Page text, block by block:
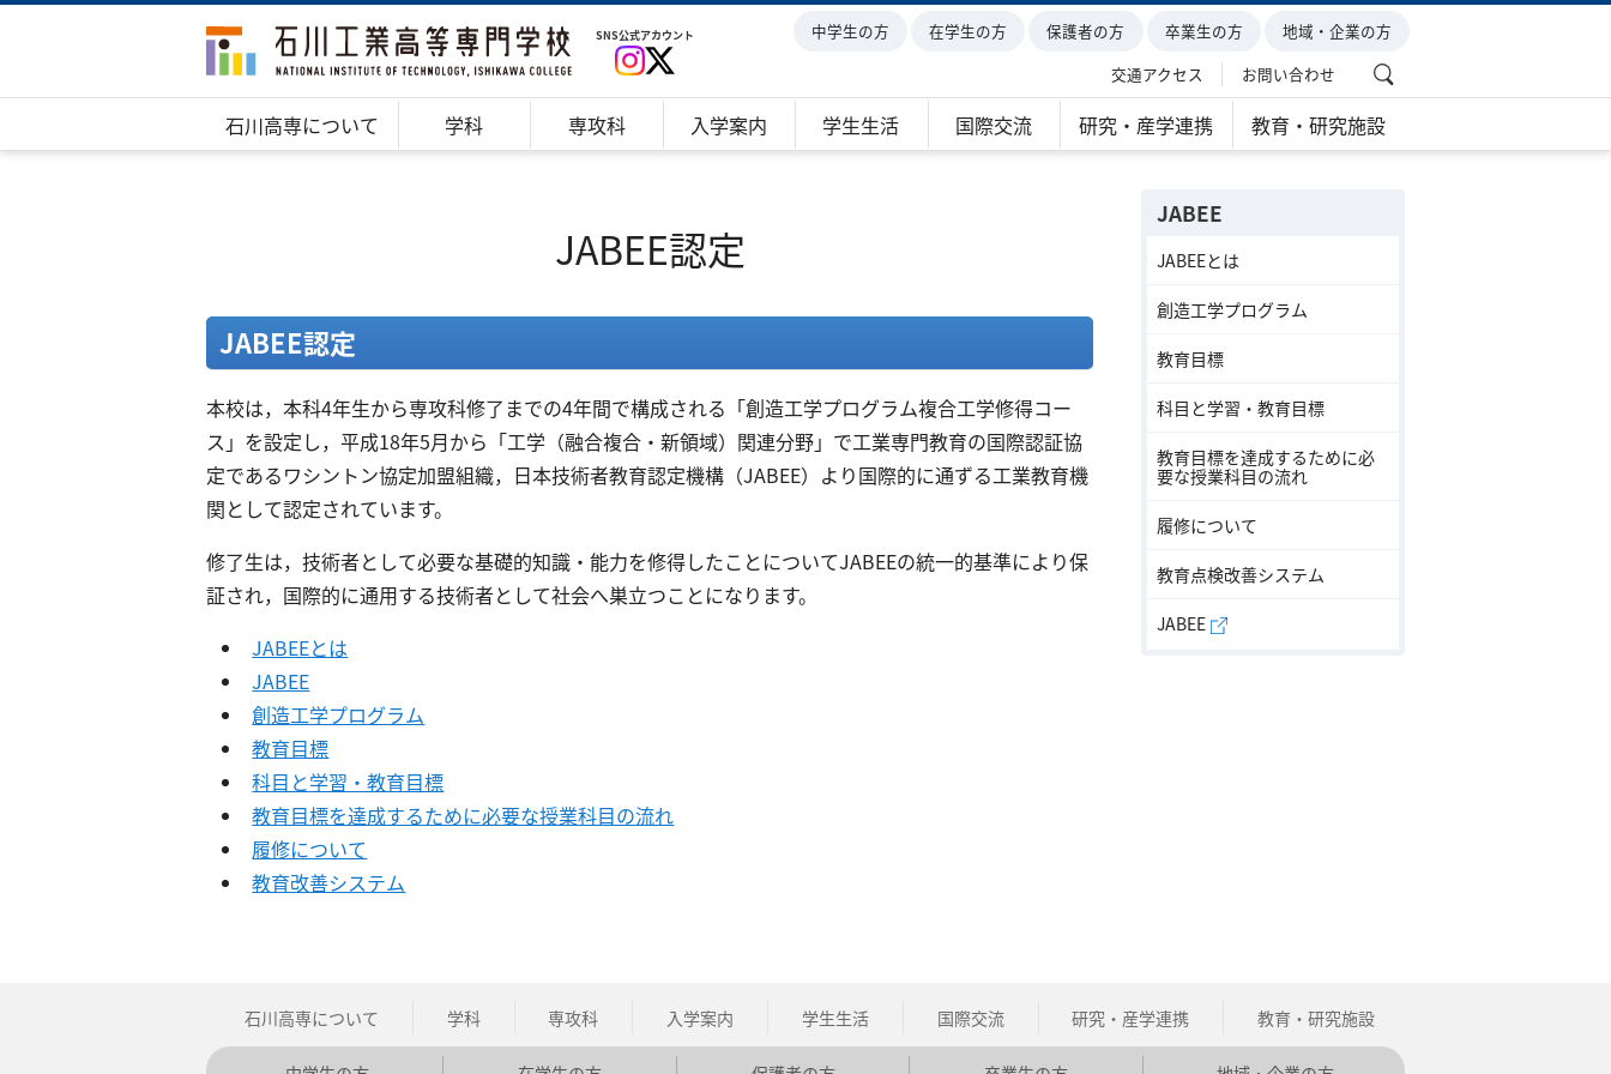
SNS公式アカウント
石川高専について 学科 専攻科 入学案内 学生生活 国際交流 研究・産学連携 教育・研究施設
中学生の方 在学生の方 保護者の方 卒業生の方
地域・企業の方
交通アクセス
お問い合わせ
JABEE認定
JABEE認定
本校は，本科4年生から専攻科修了までの4年間で構成される「創造工学プログラム複合工学修得コー
ス」を設定し，平成18年5月から「工学（融合複合・新領域）関連分野」で工業専門教育の国際認証協
定であるワシントン協定加盟組織，日本技術者教育認定機構（JABEE）より国際的に通ずる工業教育機
関として認定されています。
修了生は，技術者として必要な基礎的知識・能力を修得したことについてJABEEの統一的基準により保
証され，国際的に通用する技術者として社会へ巣立つことになります。
JABEEとは
JABEE
創造工学プログラム
教育目標
科目と学習・教育目標
教育目標を達成するために必要な授業科目の流れ
履修について
教育改善システム
JABEE
JABEEとは
創造工学プログラム
教育目標
科目と学習・教育目標
教育目標を達成するために必
要な授業科目の流れ
履修について
教育点検改善システム
JABEE
石川高専について 学科 専攻科 入学案内 学生生活 国際交流 研究・産学連携 教育・研究施設